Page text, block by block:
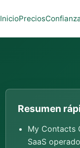
InicioPrecios
Resumen
My Contacts
SaaS